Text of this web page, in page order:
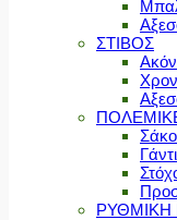
ΣΤΙΒΟΣ
ΡΥΘΜΙΚΗ